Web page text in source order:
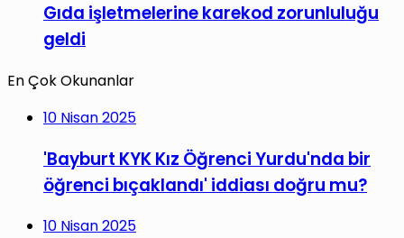
Gıda işletmelerine karekod zorunluluğu
geldi
En Çok Okunanlar
10 Nisan 2025
'Bayburt KYK Kız Öğrenci Yurdu'nda bir
öğrenci bıçaklandı' iddiası doğru mu?
10 Nisan 2025